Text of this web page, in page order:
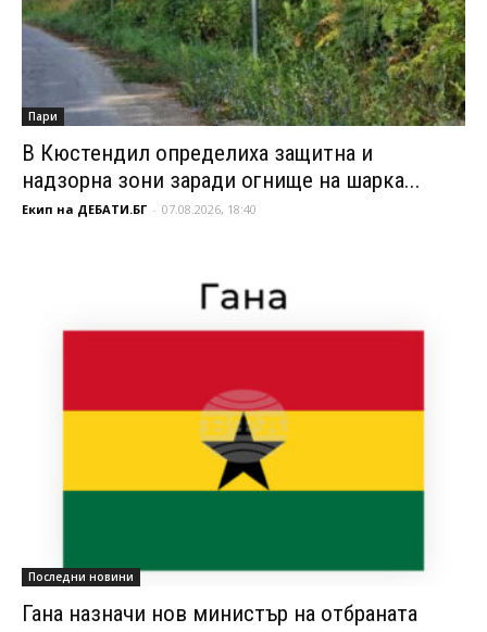
Пари
В Кюстендил определиха защитна и
надзорна зони заради огнище на шарка...
Екип на ДЕБАТИ.БГ - 07.08.2026, 18:40
Последни новини
Гана назначи нов министър на отбраната